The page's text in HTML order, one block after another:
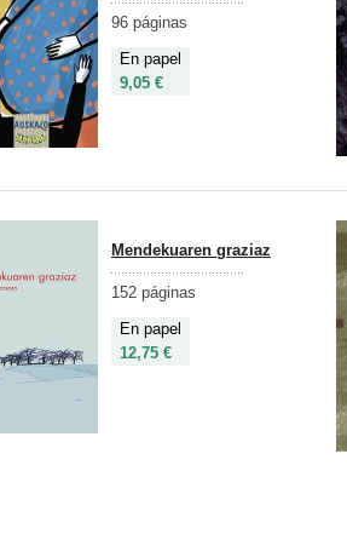
96 páginas
En papel
9,05 €
Mendekuaren graziaz
152 páginas
En papel
12,75 €